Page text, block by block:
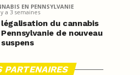
EN PENNSYLVANIE
a 3 semaines
légalisation du cannabis
de nouveau
PARTENAIRES